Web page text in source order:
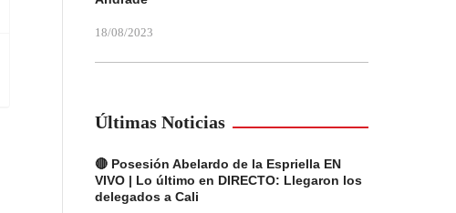
18/08/2023
Últimas Noticias
🔴 Posesión Abelardo de la Espriella EN
VIVO | Lo último en DIRECTO: Llegaron los
delegados a Cali